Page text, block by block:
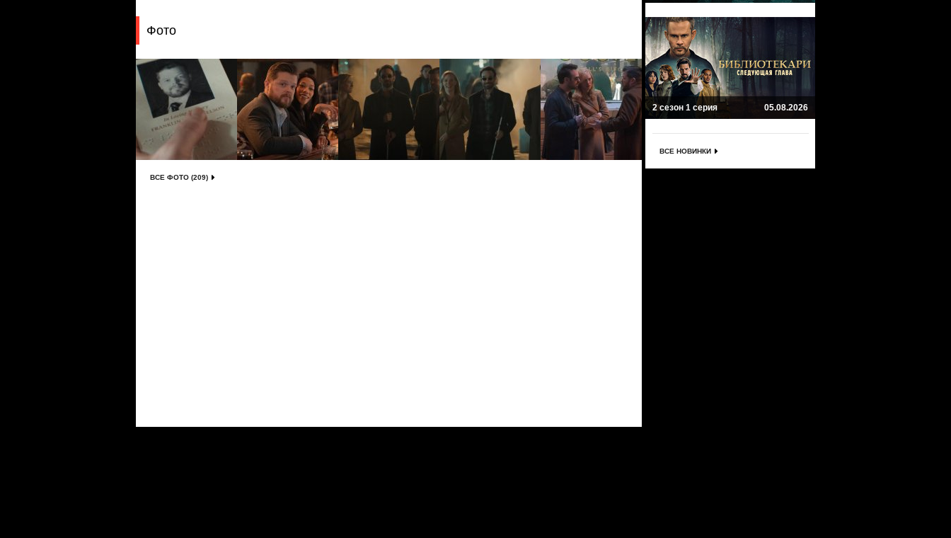
Фото
ВСЕ ФОТО (209)
2 сезон 1 серия 05.08.2026
ВСЕ НОВИНКИ